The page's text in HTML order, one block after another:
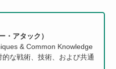
・アタック）
& Common Knowledge
な戦術、技術、および共通